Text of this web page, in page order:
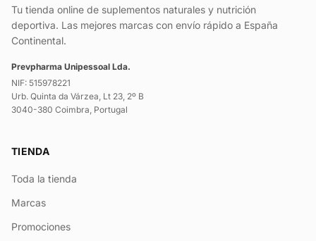
Tu tienda online de suplementos naturales y nutrición
deportiva. Las mejores marcas con envío rápido a España
Continental.
Prevpharma Unipessoal Lda.
NIF: 515978221
Urb. Quinta da Várzea, Lt 23, 2º B
3040-380 Coimbra, Portugal
TIENDA
Toda la tienda
Marcas
Promociones